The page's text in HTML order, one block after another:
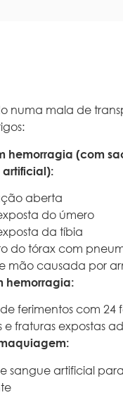
numa mala de
hemorragia (com
aberta
do úmero
da tíbia
do tórax com
mão causada por
hemorragia:
ferimentos com 24
fraturas expostas
sangue artificial